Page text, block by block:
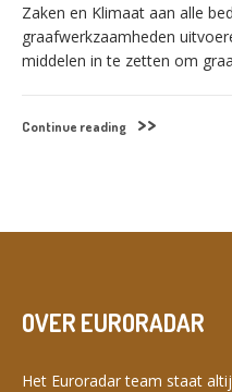
Zaken en Klimaat aan alle
graafwerkzaamheden
middelen in te zetten om
Continue reading
OVER EURORADAR
Het Euroradar team staat
SWITCH